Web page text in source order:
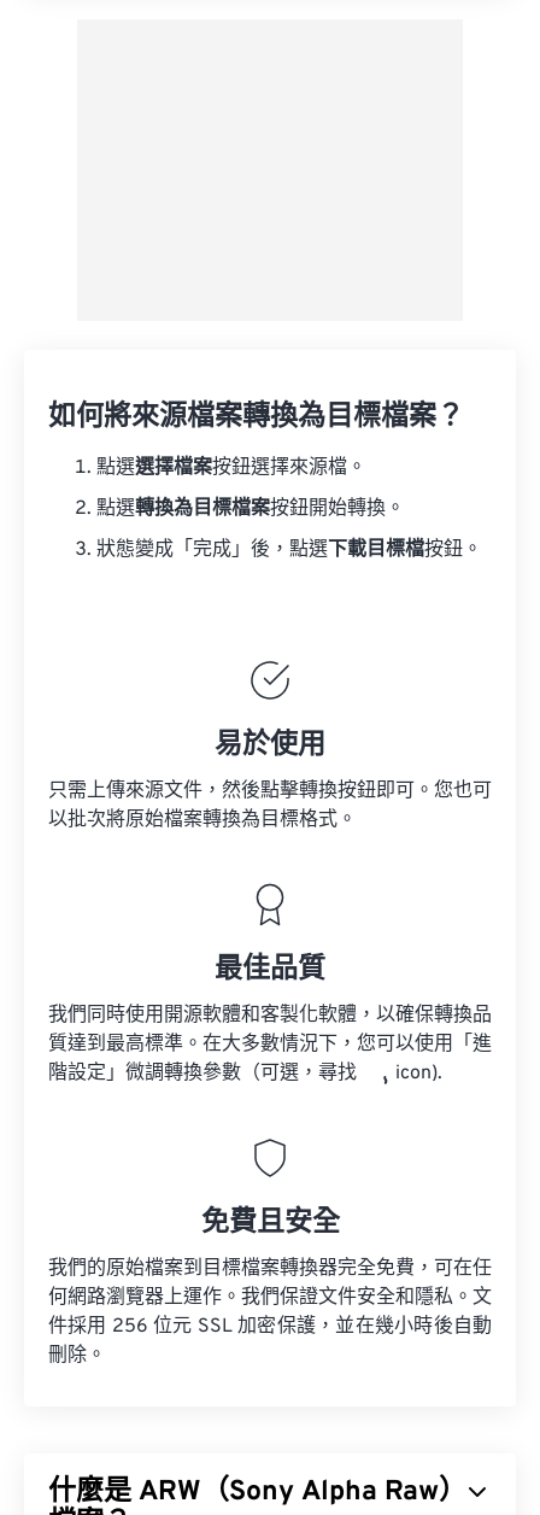
如何將來源檔案轉換為目標檔案？
點選選擇檔案按鈕選擇來源檔。
點選轉換為目標檔案按鈕開始轉換。
狀態變成「完成」後，點選 下載目標檔按鈕。
易於使用
只需上傳來源文件，然後點擊轉換按鈕即可。您也可
以批次將原始檔案轉換為目標格式。
最佳品質
我們同時使用開源軟體和客製化軟體，以確保轉換品
質達到最高標準。在大多數情況下，您可以使用「進
階設定」微調轉換參數（可選，尋找
icon).
免費且安全
我們的原始檔案到目標檔案轉換器完全免費，可在任
何網路瀏覽器上運作。我們保證文件安全和隱私。文
件採用 256 位元 SSL 加密保護，並在幾小時後自動
刪除。
什麼是 ARW（Sony Alpha Raw）